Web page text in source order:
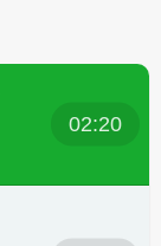
02:20